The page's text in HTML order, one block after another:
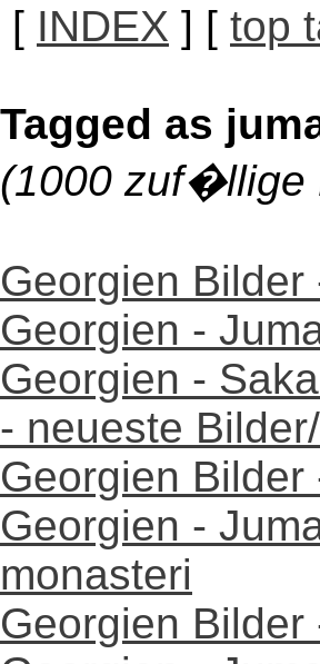
[ INDEX ] [ top
Tagged as
(1000 zuf�llige
Georgien
Georgien -
Georgien -
- neueste
Georgien
Georgien -
monasteri
Georgien